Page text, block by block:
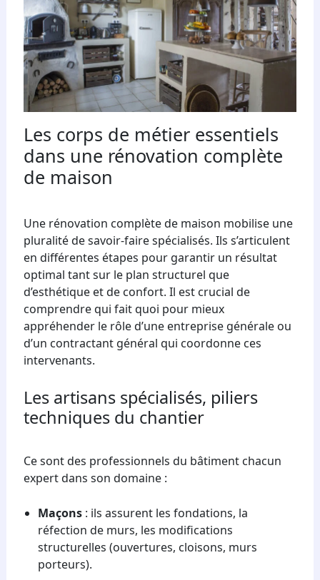
Les corps de métier essentiels
dans une rénovation complète
de maison
Une rénovation complète de maison mobilise une
pluralité de savoir-faire spécialisés. Ils s’articulent
en différentes étapes pour garantir un résultat
optimal tant sur le plan structurel que
d’esthétique et de confort. Il est crucial de
comprendre qui fait quoi pour mieux
appréhender le rôle d’une entreprise générale ou
d’un contractant général qui coordonne ces
intervenants.
Les artisans spécialisés, piliers
techniques du chantier
Ce sont des professionnels du bâtiment chacun
expert dans son domaine :
Maçons: ils assurent les fondations, la
réfection de murs, les modifications
structurelles (ouvertures, cloisons, murs
porteurs).